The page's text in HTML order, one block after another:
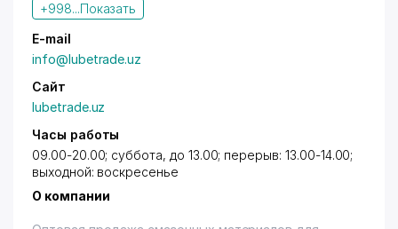
+998...Показать
E-mail
info@lubetrade.uz
Сайт
lubetrade.uz
Часы работы
09.00-20.00; суббота, до 13.00; перерыв: 13.00-14.00;
выходной: воскресенье
О компании